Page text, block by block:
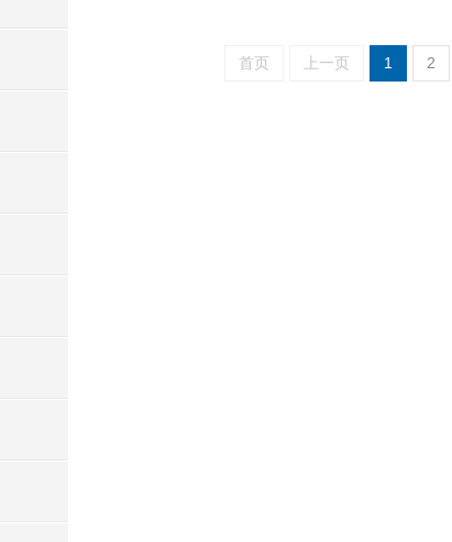
首页 上一页 1 2